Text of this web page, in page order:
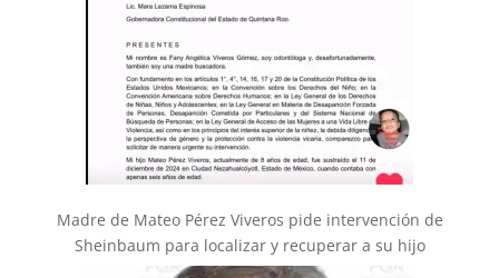
Madre de Mateo Pérez Viveros pide intervención de
Sheinbaum para localizar y recuperar a su hijo